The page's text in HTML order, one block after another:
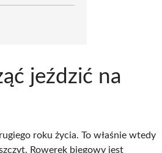
jeździć na
roku życia. To właśnie wtedy
Rowerek biegowy jest